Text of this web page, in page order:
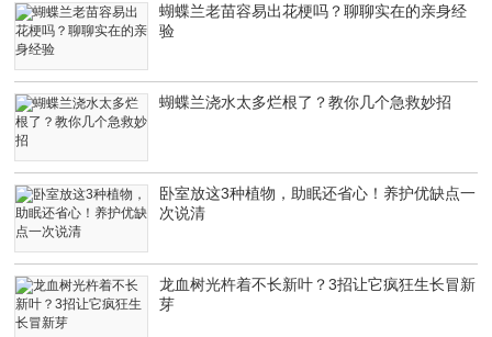
蝴蝶兰老苗容易出花梗吗？聊聊实在的亲身经
验
蝴蝶兰浇水太多烂根了？教你几个急救妙招
卧室放这3种植物，助眠还省心！养护优缺点一
次说清
龙血树光杵着不长新叶？3招让它疯狂生长冒新
芽